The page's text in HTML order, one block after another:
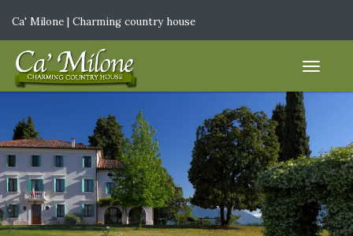
Ca' Milone | Charming country house